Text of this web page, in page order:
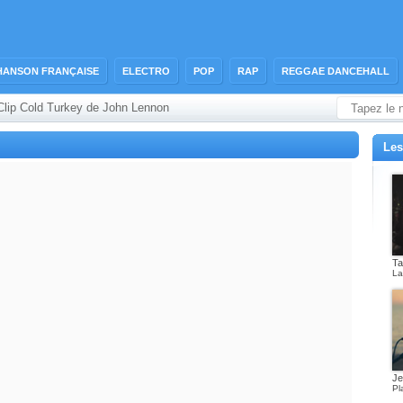
FRANÇAISE ELECTRO POP RAP REGGAE DANCEHALL
Cold Turkey de John Lennon